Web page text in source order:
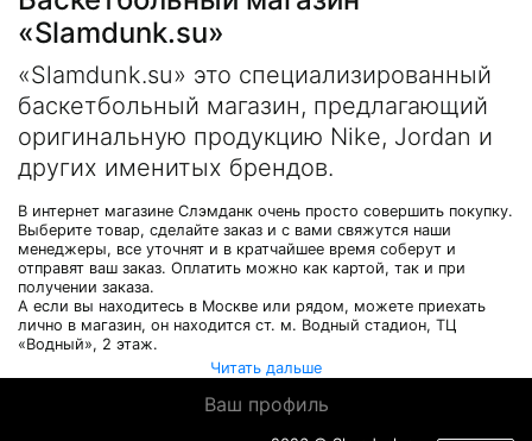
«Slamdunk.su»
«Slamdunk.su» это специализированный
баскетбольный магазин, предлагающий
оригинальную продукцию Nike, Jordan и
других именитых брендов.
В интернет магазине Слэмданк очень просто совершить покупку.
Выберите товар, сделайте заказ и с вами свяжутся наши
менеджеры, все уточнят и в кратчайшее время соберут и
отправят ваш заказ. Оплатить можно как картой, так и при
получении заказа.
А если вы находитесь в Москве или рядом, можете приехать
лично в магазин, он находится ст. м. Водный стадион, ТЦ
«Водный», 2 этаж.
Читать дальше
Ваш профиль